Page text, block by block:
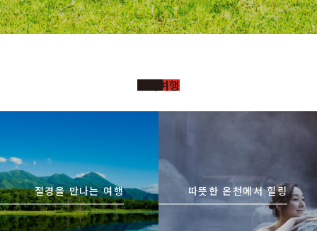
테마여행
절경을 만나는 여행
https://www.visit-
따뜻한 온천에서 힐링
https://www.visit-
hokkaido.jp/kr/theme/onsen/